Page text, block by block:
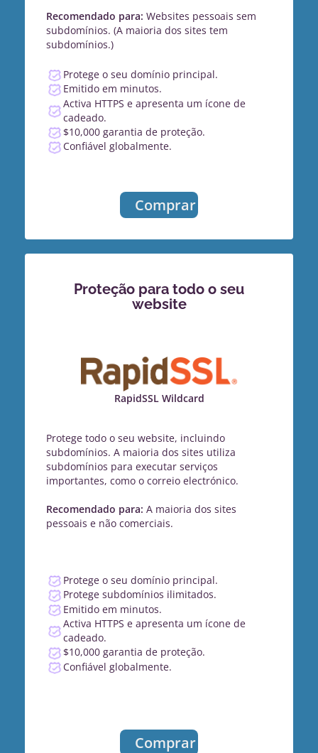
Recomendado para: Websites pessoais sem
subdomínios. (A maioria dos sites tem
subdomínios.)
Protege o seu domínio principal.
Emitido em minutos.
Activa HTTPS e apresenta um ícone de
cadeado.
$10,000 garantia de proteção.
Confiável globalmente.
Comprar
Proteção para todo o seu
website
RapidSSL Wildcard
Protege todo o seu website, incluindo
subdomínios. A maioria dos sites utiliza
subdomínios para executar serviços
importantes, como o correio electrónico.
Recomendado para: A maioria dos sites
pessoais e não comerciais.
Protege o seu domínio principal.
Protege subdomínios ilimitados.
Emitido em minutos.
Activa HTTPS e apresenta um ícone de
cadeado.
$10,000 garantia de proteção.
Confiável globalmente.
Comprar